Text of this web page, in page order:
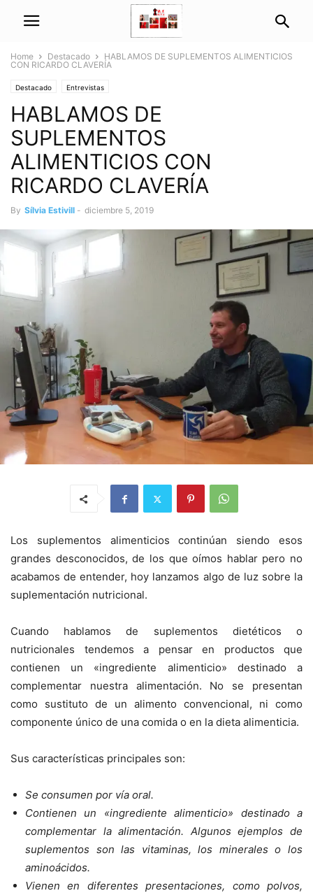
Home Destacado
HABLAMOS DE SUPLEMENTOS ALIMENTICIOS
CON RICARDO CLAVERÍA
Destacado Entrevistas
HABLAMOS DE
SUPLEMENTOS
ALIMENTICIOS CON
RICARDO CLAVERÍA
By Sílvia Estivill - diciembre 5, 2019
Los suplementos alimenticios continúan siendo esos
grandes desconocidos, de los que oímos hablar pero no
acabamos de entender, hoy lanzamos algo de luz sobre la
suplementación nutricional.
Cuando hablamos de suplementos dietéticos o
nutricionales tendemos a pensar en productos que
contienen un «ingrediente alimenticio» destinado a
complementar nuestra alimentación. No se presentan
como sustituto de un alimento convencional, ni como
componente único de una comida o en la dieta alimenticia.
Sus características principales son:
Se consumen por vía oral.
Contienen un «ingrediente alimenticio» destinado a
complementar la alimentación. Algunos ejemplos de
suplementos son las vitaminas, los minerales o los
aminoácidos.
Vienen en diferentes presentaciones, como polvos,